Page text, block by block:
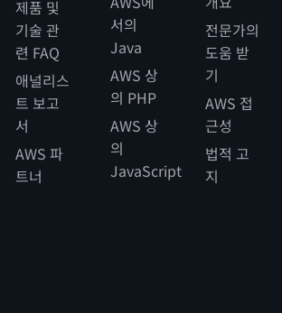
제품 및
기술 관
련 FAQ
애널리스
트 보고
서
AWS 파
트너
서의
Java
AWS 상
의 PHP
AWS 상
의
JavaScript
전문가의
도움 받
기
AWS 접
근성
법적 고
지